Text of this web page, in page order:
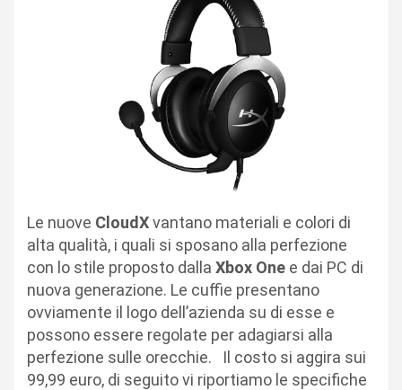
Le nuove CloudXvantano materiali e colori di
alta qualità, i quali si sposano alla perfezione
con lo stile proposto dalla Xbox One e dai PC di
nuova generazione. Le cuffie presentano
ovviamente il logo dell’azienda su di esse e
possono essere regolate per adagiarsi alla
perfezione sulle orecchie. Il costo si aggira sui
99,99 euro, di seguito vi riportiamo le specifiche